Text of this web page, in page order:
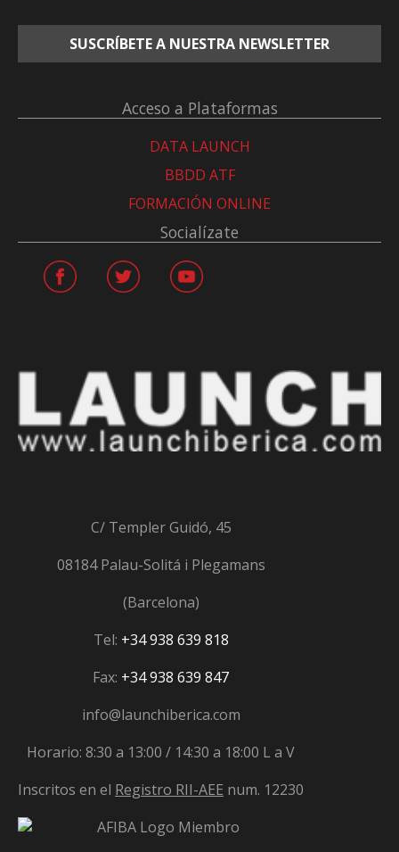
SUSCRÍBETE A NUESTRA NEWSLETTER
Acceso a Plataformas
DATA LAUNCH
BBDD ATF
FORMACIÓN ONLINE
Socialízate
C/ Templer Guidó, 45
08184 Palau-Solitá i Plegamans
(Barcelona)
Tel: +34 938 639 818
Fax: +34 938 639 847
info@launchiberica.com
Horario: 8:30 a 13:00 / 14:30 a 18:00 L a V
Inscritos en el Registro RII-AEE num. 12230